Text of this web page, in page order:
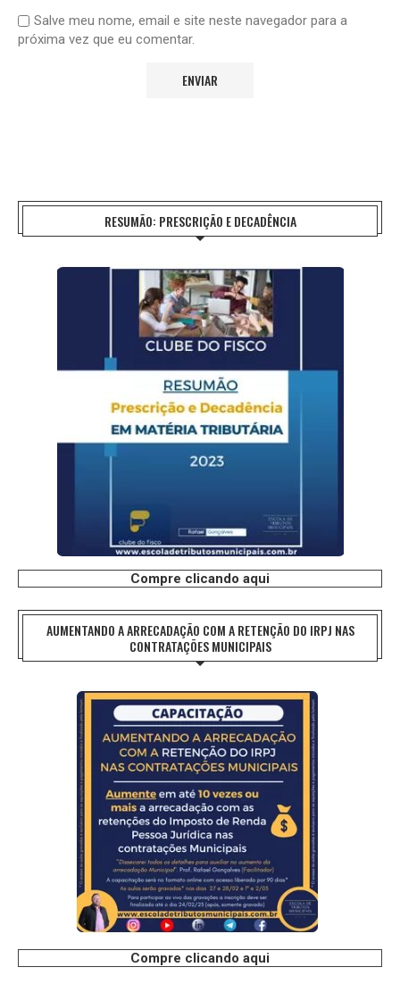
Salve meu nome, email e site neste navegador para a
próxima vez que eu comentar.
RESUMÃO: PRESCRIÇÃO E DECADÊNCIA
Compre clicando aqui
AUMENTANDO A ARRECADAÇÃO COM A RETENÇÃO DO IRPJ NAS
CONTRATAÇÕES MUNICIPAIS
Compre clicando aqui